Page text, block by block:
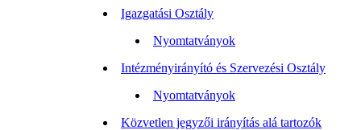
Igazgatási Osztály
Nyomtatványok
Intézményirányító és Szervezési Osztály
Nyomtatványok
Közvetlen jegyzői irányítás alá tartozók